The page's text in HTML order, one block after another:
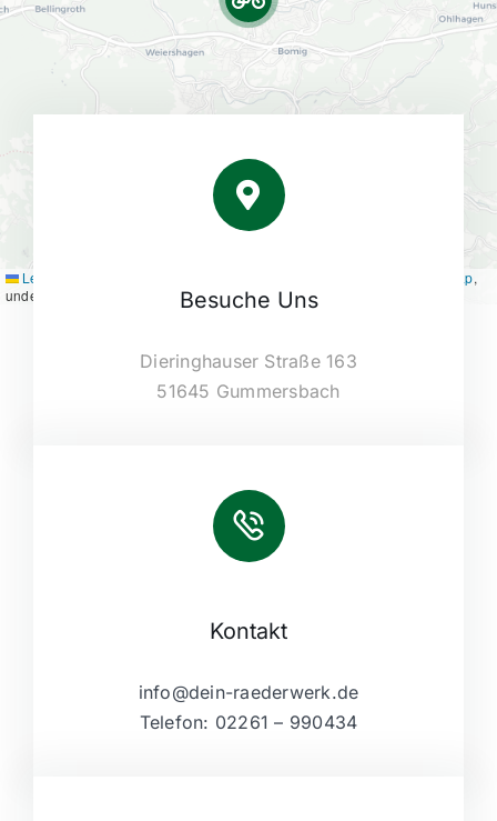
Leaflet OpenStreetMap,
under ODbL.
Besuche Uns
Dieringhauser Straße 163
51645 Gummersbach
Kontakt
info@dein-raederwerk.de
Telefon: 02261 – 990434